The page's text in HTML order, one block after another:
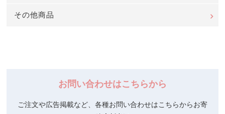
その他商品
お問い合わせはこちらから
ご注文や広告掲載など、各種お問い合わせはこちらからお寄